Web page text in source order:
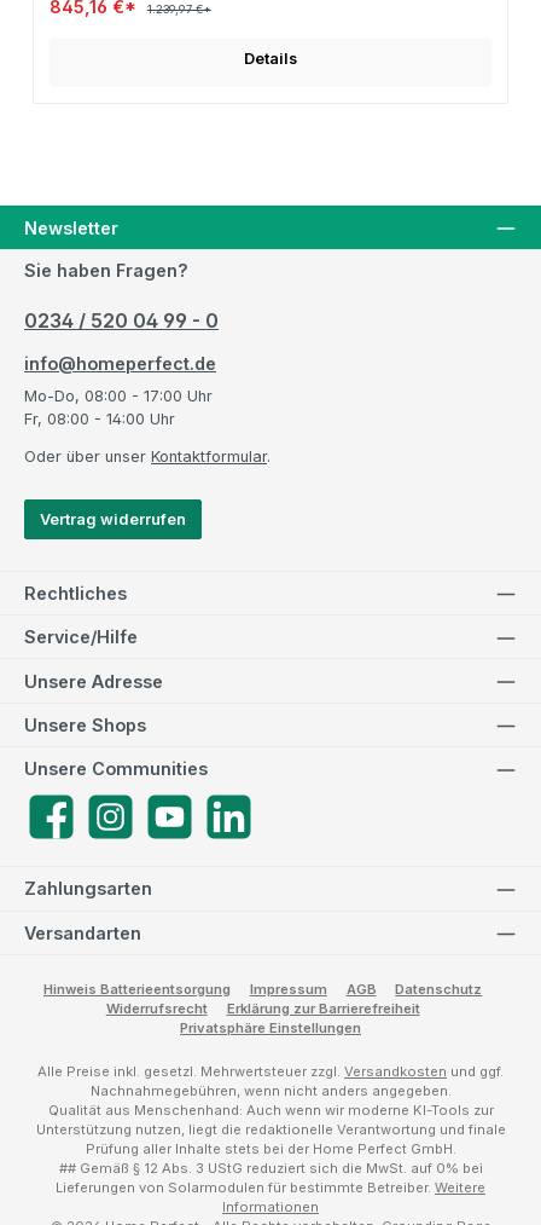
845,16 €* 1.239,97 €*
Details
Newsletter
Sie haben Fragen?
0234 / 520 04 99 - 0
info@homeperfect.de
Mo-Do, 08:00 - 17:00 Uhr
Fr, 08:00 - 14:00 Uhr
Oder über unser Kontaktformular.
Vertrag widerrufen
Rechtliches
Service/Hilfe
Zahlungsarten
Versandarten
Unsere Adresse
Unsere Communities
FacebookInstagramYouTube
Unsere Shops
Hinweis Batterieentsorgung Impressum AGB
Datenschutz
Widerrufsrecht
Erklärung zur Barrierefreiheit
Privatsphäre Einstellungen
Alle Preise inkl. gesetzl. Mehrwertsteuer zzgl. Versandkosten und ggf.
Nachnahmegebühren, wenn nicht anders angegeben.
Qualität aus Menschenhand: Auch wenn wir moderne KI-Tools zur
Unterstützung nutzen, liegt die redaktionelle Verantwortung und finale
Prüfung aller Inhalte stets bei der Home Perfect GmbH.
## Gemäß § 12 Abs. 3 UStG reduziert sich die MwSt. auf 0% bei
Lieferungen von Solarmodulen für bestimmte Betreiber. Weitere
Informationen